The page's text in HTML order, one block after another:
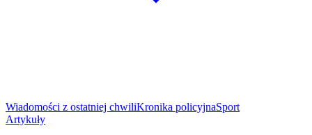
Wiadomości z ostatniej chwiliKronika policyjnaSport
Artykuły